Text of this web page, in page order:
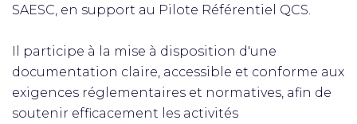
SAESC, en support au Pilote Référentiel QCS.
Il participe à la mise à disposition d'une
documentation claire, accessible et conforme aux
exigences réglementaires et normatives, afin de
soutenir efficacement les activités